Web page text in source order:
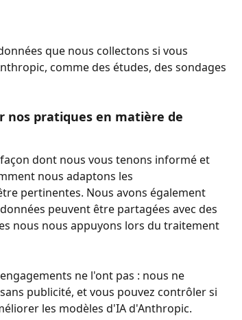
que nous collectons si vous
comme des études, des sondages
pratiques en matière de
dont nous vous tenons informé et
nous adaptons les
pertinentes. Nous avons également
peuvent être partagées avec des
nous nous appuyons lors du traitement
ne l'ont pas : nous ne
publicité, et vous pouvez contrôler si
les modèles d'IA d'Anthropic.